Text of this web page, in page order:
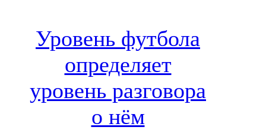
Уровень футбола
определяет
уровень разговора
о нём